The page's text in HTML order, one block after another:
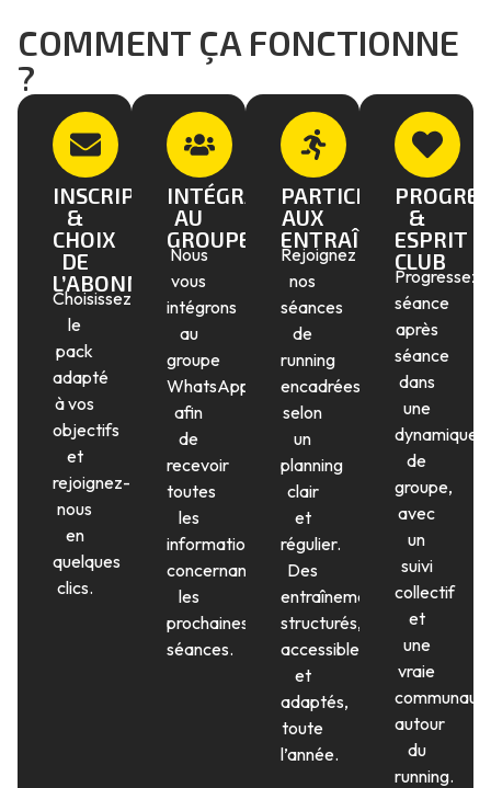
COMMENT ÇA FONCTIONNE
?
INSCRIPTION
&
CHOIX
DE
L’ABONNEMENT
Choisissez
le
pack
adapté
à vos
objectifs
et
rejoignez-
nous
en
quelques
clics.
INTÉGRATION
AU
GROUPE
Nous
vous
intégrons
au
groupe
WhatsApp
afin
de
recevoir
toutes
les
informations
concernant
les
prochaines
séances.
PARTICIPATION
AUX
ENTRAÎNEMENTS
Rejoignez
nos
séances
de
running
encadrées
selon
un
planning
clair
et
régulier.
Des
entraînements
structurés,
accessibles
et
adaptés,
toute
l’année.
&
ESPRIT
CLUB
Progressez
séance
après
séance
dans
une
dynamique
de
groupe,
avec
un
suivi
collectif
et
une
vraie
autour
du
running.